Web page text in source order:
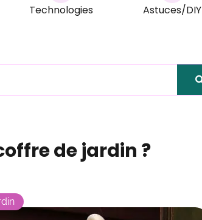
Technologies Astuces/DIY
de jardin ?